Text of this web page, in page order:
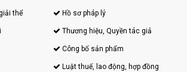
thể Hồ sơ pháp lý
Thương hiệu, Quyền tác giả
Công bố sản phẩm
Luật thuế, lao động, hợp đồng